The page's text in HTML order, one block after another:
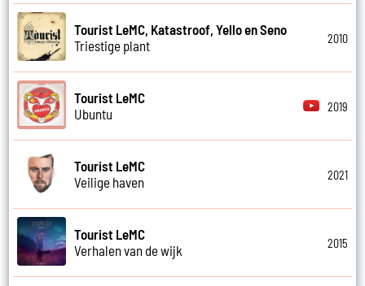
Tourist LeMC, Katastroof, Yello en Seno
Triestige plant
2010
Tourist LeMC
Ubuntu
2019
Tourist LeMC
Veilige haven
2021
Tourist LeMC
Verhalen van de wijk
2015